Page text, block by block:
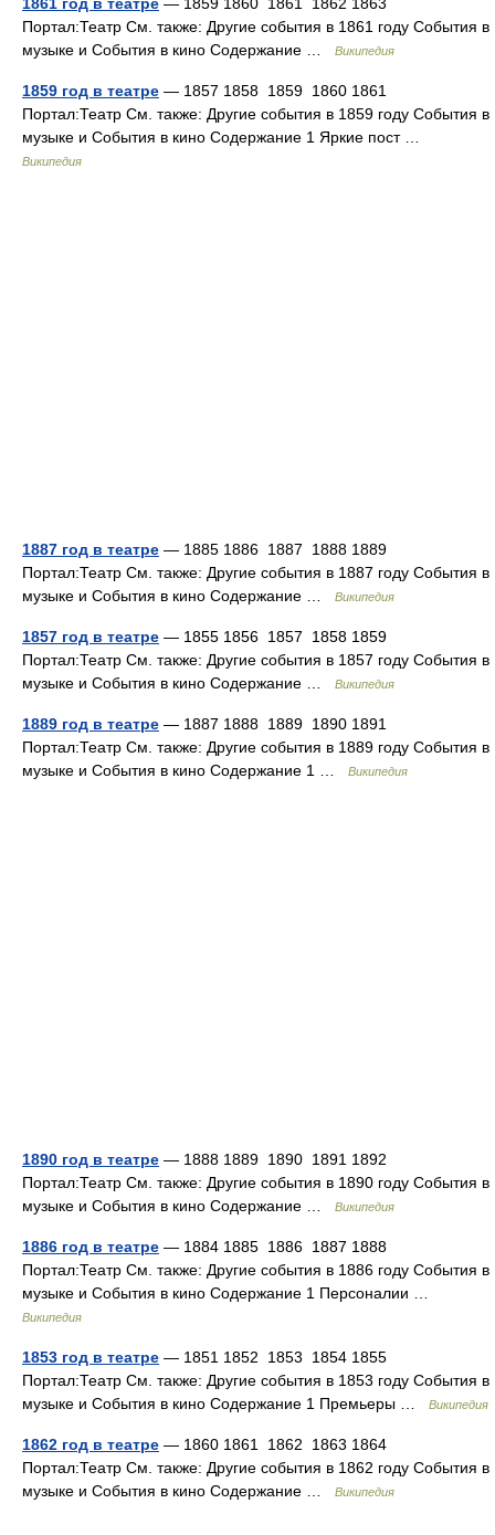
Портал:Театр См. также: Другие события в 1861 году События в
музыке и События в кино Содержание …
Википедия
1859 год в театре — 1857 1858 1859 1860 1861
Портал:Театр См. также: Другие события в 1859 году События в
музыке и События в кино Содержание 1 Яркие пост …
Википедия
1887 год в театре — 1885 1886 1887 1888 1889
Портал:Театр См. также: Другие события в 1887 году События в
музыке и События в кино Содержание …
Википедия
1857 год в театре — 1855 1856 1857 1858 1859
Портал:Театр См. также: Другие события в 1857 году События в
музыке и События в кино Содержание …
Википедия
1889 год в театре — 1887 1888 1889 1890 1891
Портал:Театр См. также: Другие события в 1889 году События в
музыке и События в кино Содержание 1 …
Википедия
1890 год в театре — 1888 1889 1890 1891 1892
Портал:Театр См. также: Другие события в 1890 году События в
музыке и События в кино Содержание …
Википедия
1886 год в театре — 1884 1885 1886 1887 1888
Портал:Театр См. также: Другие события в 1886 году События в
музыке и События в кино Содержание 1 Персоналии …
Википедия
1853 год в театре — 1851 1852 1853 1854 1855
Портал:Театр См. также: Другие события в 1853 году События в
музыке и События в кино Содержание 1 Премьеры …
Википедия
1862 год в театре — 1860 1861 1862 1863 1864
Портал:Театр См. также: Другие события в 1862 году События в
музыке и События в кино Содержание …
Википедия